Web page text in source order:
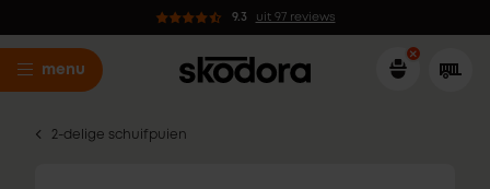
9.3 uit 97 reviews
menu
2-delige schuifpuien